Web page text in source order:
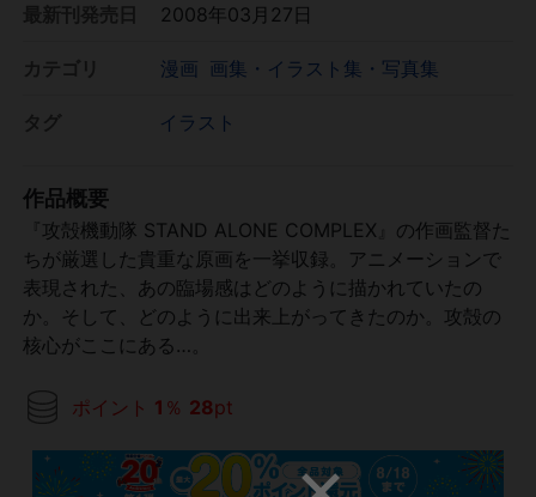
2008年03月27日
漫画 画集・イラスト集・写真集
イラスト
作品概要
『攻殻機動隊 STAND ALONE COMPLEX』の作画監督た
ちが厳選した貴重な原画を一挙収録。アニメーションで
表現された、あの臨場感はどのように描かれていたの
か。そして、どのように出来上がってきたのか。攻殻の
核心がここにある…。
ポイント 1 ％ 28pt